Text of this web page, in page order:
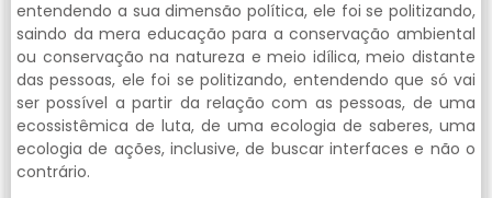
entendendo a sua dimensão política, ele foi se politizando,
saindo da mera educação para a conservação ambiental
ou conservação na natureza e meio idílica, meio distante
das pessoas, ele foi se politizando, entendendo que só vai
ser possível a partir da relação com as pessoas, de uma
ecossistêmica de luta, de uma ecologia de saberes, uma
ecologia de ações, inclusive, de buscar interfaces e não o
contrário.